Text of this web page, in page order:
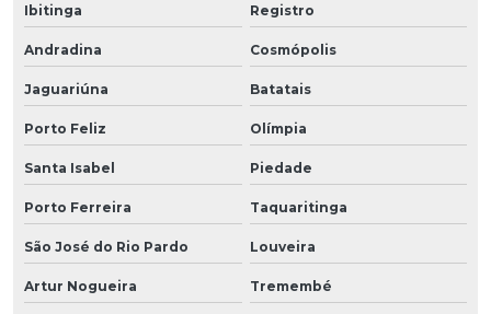
Ibitinga Registro
Andradina Cosmópolis
Jaguariúna Batatais
Porto Feliz Olímpia
Santa Isabel Piedade
Porto Ferreira Taquaritinga
São José do Rio Pardo Louveira
Artur Nogueira Tremembé